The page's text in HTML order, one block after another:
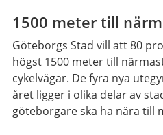
1500 meter till
Göteborgs Stad vill att 80
högst 1500 meter till
cykelvägar. De fyra nya
året ligger i olika delar av
göteborgare ska ha nära till